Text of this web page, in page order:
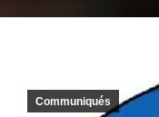
Communiqués